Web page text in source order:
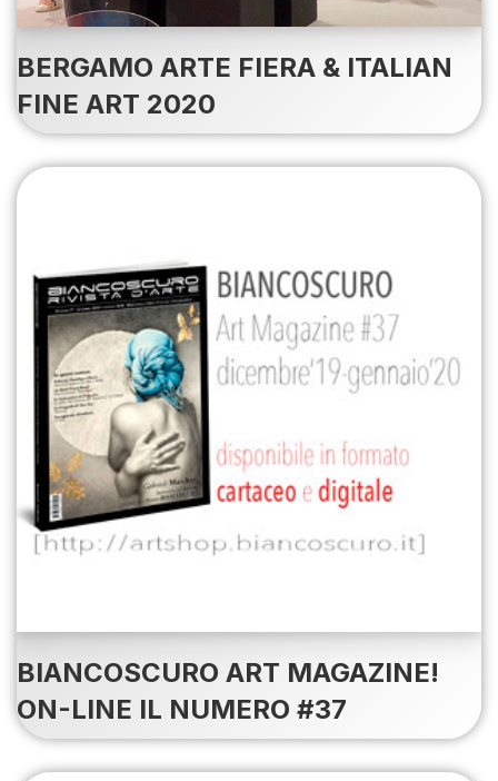
BERGAMO ARTE FIERA & ITALIAN
FINE ART 2020
BIANCOSCURO ART MAGAZINE!
ON-LINE IL NUMERO #37